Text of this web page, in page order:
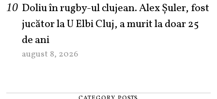
Doliu în rugby-ul clujean. Alex Șuler, fost
jucător la U Elbi Cluj, a murit la doar 25
de ani
august 8, 2026